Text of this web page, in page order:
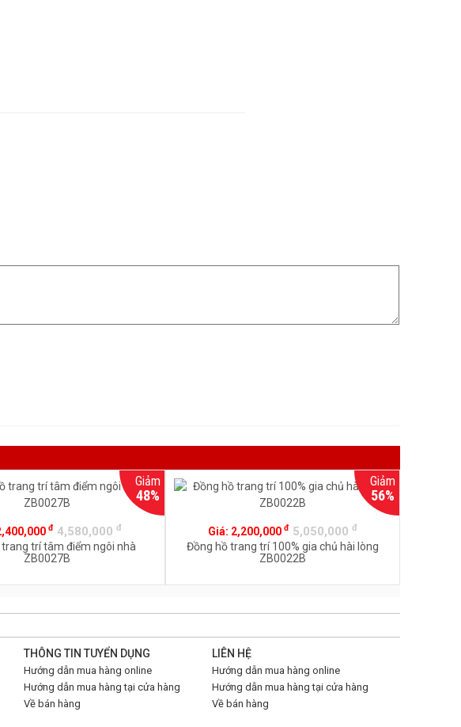
Giảm
48%
đ 4,580,000đ
trí tâm điểm ngôi nhà
ZB0027B
Giảm
56%
Giá: 2,200,000 đ 5,050,000 đ
Đồng hồ trang trí 100% gia chủ hài lòng
ZB0022B
THÔNG TIN TUYỂN DỤNG
Hướng dẫn mua hàng online
Hướng dẫn mua hàng tại cửa hàng
Về bán hàng
LIÊN HỆ
Hướng dẫn mua hàng online
Hướng dẫn mua hàng tại cửa hàng
Về bán hàng